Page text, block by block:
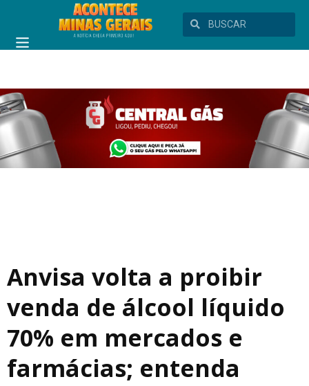
Anvisa volta a proibir
venda de álcool líquido
70% em mercados e
farmácias; entenda